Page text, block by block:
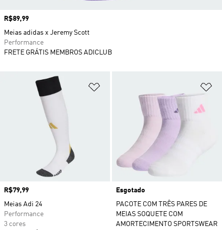
Preço
R$79,99
Meias Adi 24
Performance
3 cores
Esgotado
PACOTE COM TRÊS PARES DE
MEIAS SOQUETE COM
AMORTECIMENTO SPORTSWEAR
Preço
R$89,99
Meias adidas x Jeremy Scott
Performance
FRETE GRÁTIS MEMBROS ADICLUB